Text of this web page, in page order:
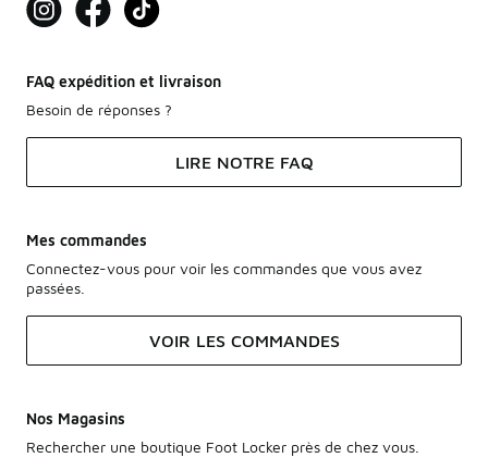
FAQ expédition et livraison
Besoin de réponses ?
LIRE NOTRE FAQ
Mes commandes
Connectez-vous pour voir les commandes que vous avez
passées.
VOIR LES COMMANDES
Nos Magasins
Rechercher une boutique Foot Locker près de chez vous.